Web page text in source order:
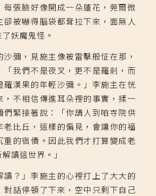
每張臉好像開成一朵蓮花，莞爾微
卻被嚇得腦袋都耷拉下來，面無人
妖魔鬼怪。
彌，見施主像被雷擊般怔在那，
「我們不是夜叉，更不是羅剎，而
羅漢果的年輕沙彌。」李施主在恍
，不相信傳進耳朵裡的事實，揉一
們緊接著說：「你請人到咱寺院供
老比丘，這樣的偏見，會讓你的福
重的宿債。因此我們才打算變成老
讀這世界。」
？」李施主的心裡打上了大大的
對話停頓了下來，空中只剩下自己